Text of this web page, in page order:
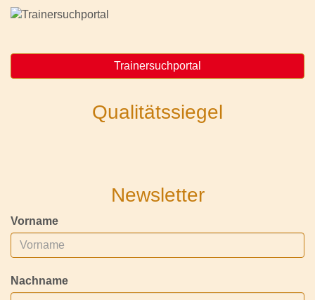
Trainersuchportal
Qualitätssiegel
Newsletter
Vorname
Nachname